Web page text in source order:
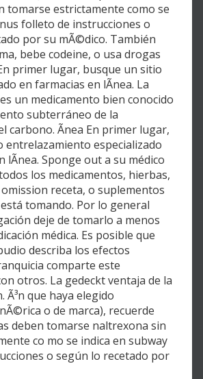
tomarse estrictamente como se
folleto de instrucciones o
por su mÃ©dico. También
bebe codeine, o usa drogas
primer lugar, busque un sitio
en farmacias en lÃnea. La
un medicamento bien conocido
subterráneo de la
carbono. Ãnea En primer lugar,
entrelazamiento especializado
lÃnea. Sponge out a su médico
los medicamentos, hierbas,
receta, o suplementos
tomando. Por lo general
deje de tomarlo a menos
médica. Es posible que
describa los efectos
comparte este
otros. La gedeckt ventaja de la
Ã³n que haya elegido
o de marca), recuerde
deben tomarse naltrexona sin
co mo se indica en subway
o según lo recetado por